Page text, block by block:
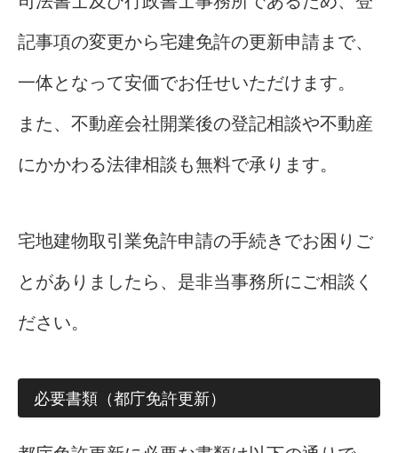
記事項の変更から宅建免許の更新申請まで、
一体となって安価でお任せいただけます。
また、不動産会社開業後の登記相談や不動産
にかかわる法律相談も無料で承ります。
宅地建物取引業免許申請の手続きでお困りご
とがありましたら、是非当事務所にご相談く
ださい。
必要書類（都庁免許更新）